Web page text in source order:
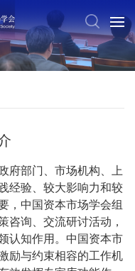
部门、市场机构、上
经验、较大影响力和较
，中国资本市场学会组
咨询、交流研讨活动，
认知作用。中国资本市
励与约束相容的工作机